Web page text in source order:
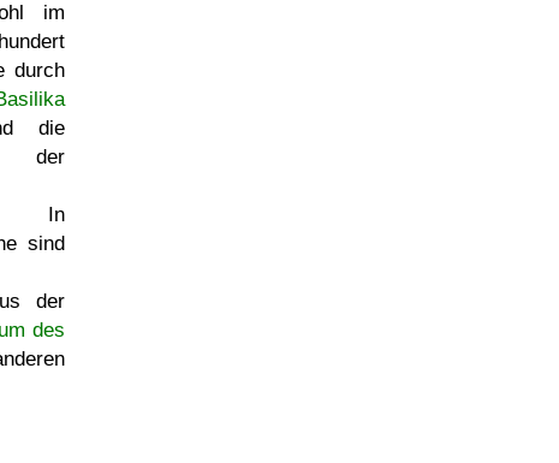
im
durch
die
In
sind
der
des